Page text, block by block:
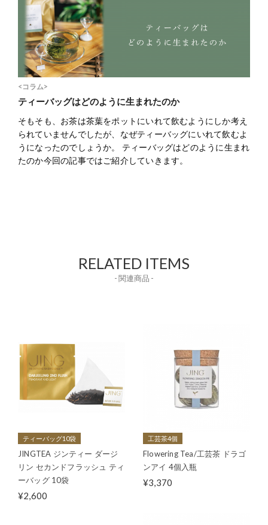
<コラム>
ティーバッグはどのように生まれたのか
そもそも、お茶は茶葉をポットにいれて飲むようにしか考え
られていませんでしたが、なぜティーバッグにいれて飲むよ
うになったのでしょうか。 ティーバッグはどのように生まれ
たのか今回の記事ではご紹介していきます。
RELATED ITEMS
- 関連商品 -
ティーバッグ10袋
JINGTEA ジンティー ダージ
リン セカンドフラッシュ ティ
ーバッグ 10袋
¥2,600
工芸茶4個
Flowering Tea/工芸茶 ドラゴ
ンアイ 4個入瓶
¥3,370